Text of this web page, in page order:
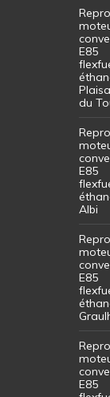
E85
du
E85
Albi
E85
E85